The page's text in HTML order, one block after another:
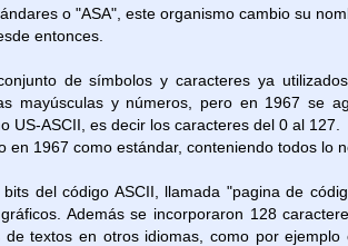
o "ASA", este organismo cambio su
entonces.
de símbolos y caracteres ya
mayúsculas y números, pero en 1967 se
ASCII, es decir los caracteres del 0 al 127.
1967 como estándar, conteniendo todos lo
del código ASCII, llamada "pagina de
Además se incorporaron 128
textos en otros idiomas, como por